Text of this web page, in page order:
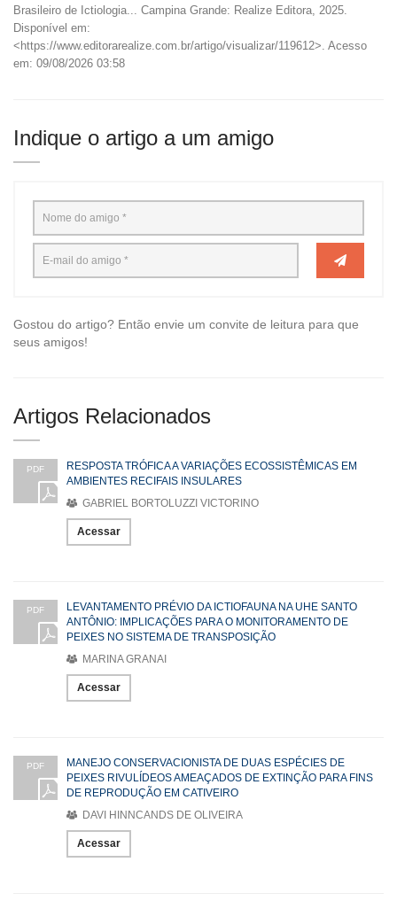
Brasileiro de Ictiologia... Campina Grande: Realize Editora, 2025.
Disponível em:
<https://www.editorarealize.com.br/artigo/visualizar/119612>. Acesso
em: 09/08/2026 03:58
Indique o artigo a um amigo
Gostou do artigo? Então envie um convite de leitura para que
seus amigos!
Artigos Relacionados
PDF
RESPOSTA TRÓFICA A VARIAÇÕES ECOSSISTÊMICAS EM
AMBIENTES RECIFAIS INSULARES
GABRIEL BORTOLUZZI VICTORINO
Acessar
PDF
LEVANTAMENTO PRÉVIO DA ICTIOFAUNA NA UHE SANTO
ANTÔNIO: IMPLICAÇÕES PARA O MONITORAMENTO DE
PEIXES NO SISTEMA DE TRANSPOSIÇÃO
MARINA GRANAI
Acessar
PDF
MANEJO CONSERVACIONISTA DE DUAS ESPÉCIES DE
PEIXES RIVULÍDEOS AMEAÇADOS DE EXTINÇÃO PARA FINS
DE REPRODUÇÃO EM CATIVEIRO
DAVI HINNCANDS DE OLIVEIRA
Acessar